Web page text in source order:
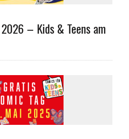
– Kids & Teens am